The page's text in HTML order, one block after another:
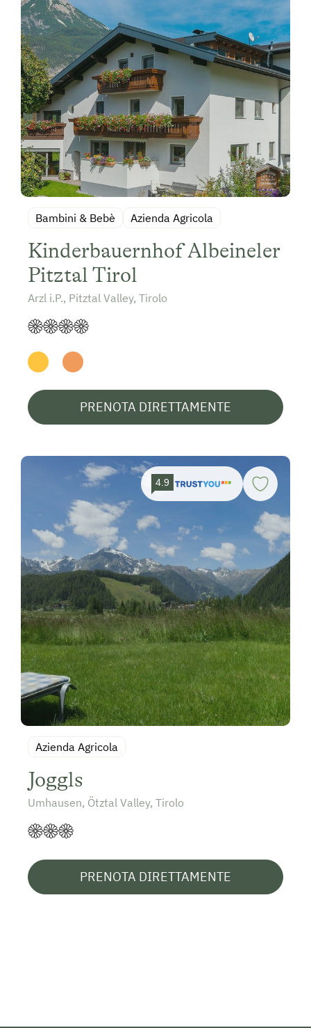
Bambini & Bebè Azienda Agricola
Kinderbauernhof Albeineler
Pitztal Tirol
Arzl i.P., Pitztal Valley, Tirolo
PRENOTA DIRETTAMENTE
4.9
Azienda Agricola
Joggls
Umhausen, Ötztal Valley, Tirolo
PRENOTA DIRETTAMENTE